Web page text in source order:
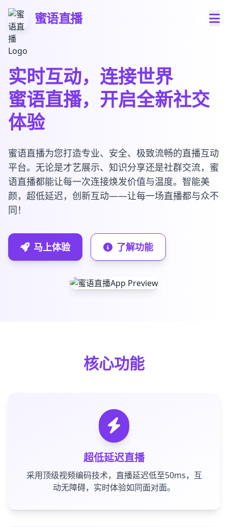
蜜语直播
实时互动，连接世界
蜜语直播，开启全新社交
体验
蜜语直播为您打造专业、安全、极致流畅的直播互动
平台。无论是才艺展示、知识分享还是社群交流，蜜
语直播都能让每一次连接焕发价值与温度。智能美
颜，超低延迟，创新互动——让每一场直播都与众不
同！
马上体验 了解功能
核心功能
超低延迟直播
采用顶级视频编码技术，直播延迟低至50ms，互
动无障碍，实时体验如同面对面。